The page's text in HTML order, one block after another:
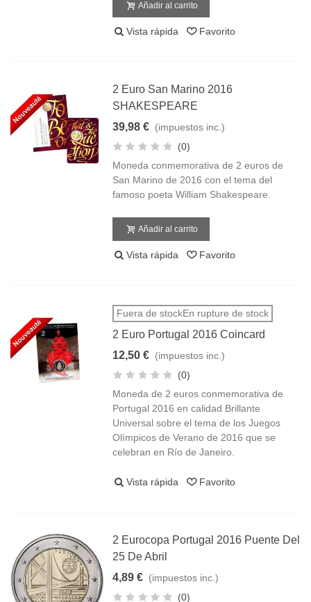
Añadir al carrito
Vista rápida Favorito
2 Euro San Marino 2016
SHAKESPEARE
39,98 € (impuestos inc.)
(0)
Moneda conmemorativa de 2 euros de
San Marino de 2016 con el tema del
famoso poeta William Shakespeare.
Añadir al carrito
Vista rápida Favorito
Fuera de stockEn rupture de stock
2 Euro Portugal 2016 Coincard
12,50 € (impuestos inc.)
(0)
Moneda de 2 euros conmemorativa de
Portugal 2016 en calidad Brillante
Universal sobre el tema de los Juegos
Olímpicos de Verano de 2016 que se
celebran en Río de Janeiro.
Vista rápida Favorito
2 Eurocopa Portugal 2016 Puente Del
25 De Abril
4,89 € (impuestos inc.)
(0)